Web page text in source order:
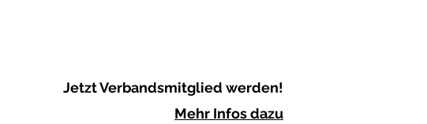
Jetzt Verbandsmitglied werden!
Mehr Infos dazu